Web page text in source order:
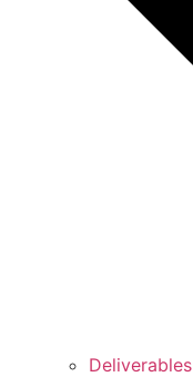
Deliverables